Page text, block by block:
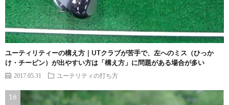
ユーティリティーの構え方｜UTクラブが苦手で、左へのミス（ひっか
け・チーピン）が出やすい方は「構え方」に問題がある場合が多い
2017.05.31 ユーテリティの打ち方